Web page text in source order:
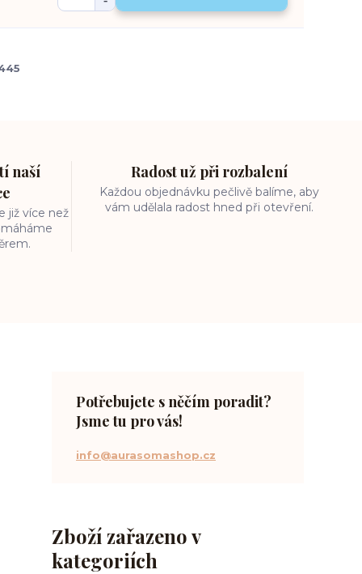
naší
již více než
Radost už při rozbalení
Každou objednávku pečlivě balíme, aby
vám udělala radost hned při otevření.
Zboží zařazeno v
kategoriích
Potřebujete s něčím poradit?
Jsme tu pro vás!
info@aurasomashop.cz